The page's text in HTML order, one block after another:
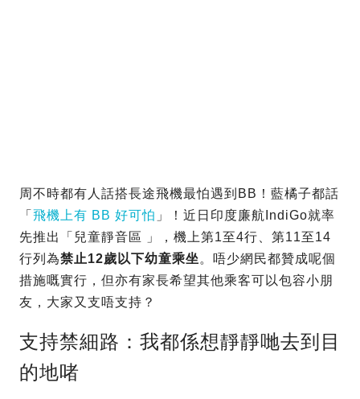
周不時都有人話搭長途飛機最怕遇到BB！藍橘子都話
「 飛機上有 BB 好可怕 」！近日印度廉航IndiGo就率
先推出「兒童靜音區 」，機上第1至4行、第11至14
行列為禁止12歲以下幼童乘坐。唔少網民都贊成呢個
措施嘅實行，但亦有家長希望其他乘客可以包容小朋
友，大家又支唔支持？
支持禁細路：我都係想靜靜哋去到目
的地啫